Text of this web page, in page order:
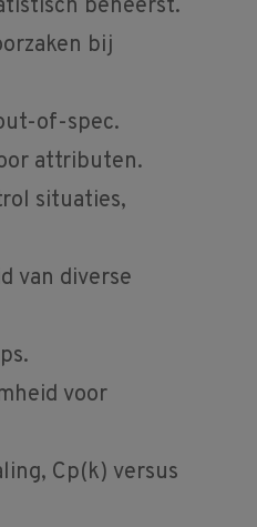
beheerst.
bij
of-spec.
attributen.
situaties,
van diverse
voor
Cp(k) versus